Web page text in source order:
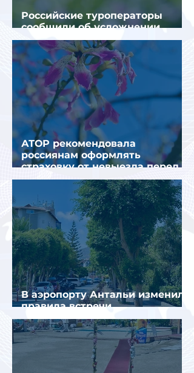
Российские туроператоры
сообщили об усложнении
получения виз в Грецию
АТОР рекомендовала
россиянам оформлять
страховку от невыезда перед
поездкой в Грецию
В аэропорту Антальи изменили
правила встречи
организованных туристов